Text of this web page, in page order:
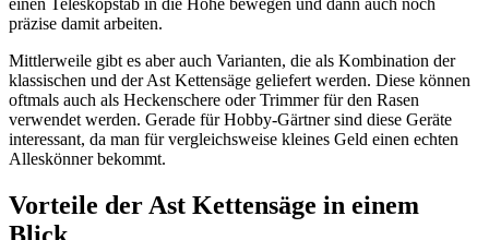
einen Teleskopstab in die Höhe bewegen und dann auch noch
präzise damit arbeiten.
Mittlerweile gibt es aber auch Varianten, die als Kombination der
klassischen und der Ast Kettensäge geliefert werden. Diese können
oftmals auch als Heckenschere oder Trimmer für den Rasen
verwendet werden. Gerade für Hobby-Gärtner sind diese Geräte
interessant, da man für vergleichsweise kleines Geld einen echten
Alleskönner bekommt.
Vorteile der Ast Kettensäge in einem